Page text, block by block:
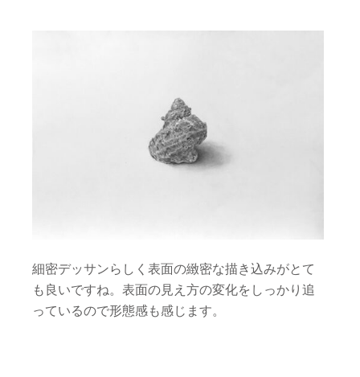
細密デッサンらしく表面の緻密な描き込みがとて
も良いですね。表面の見え方の変化をしっかり追
っているので形態感も感じます。